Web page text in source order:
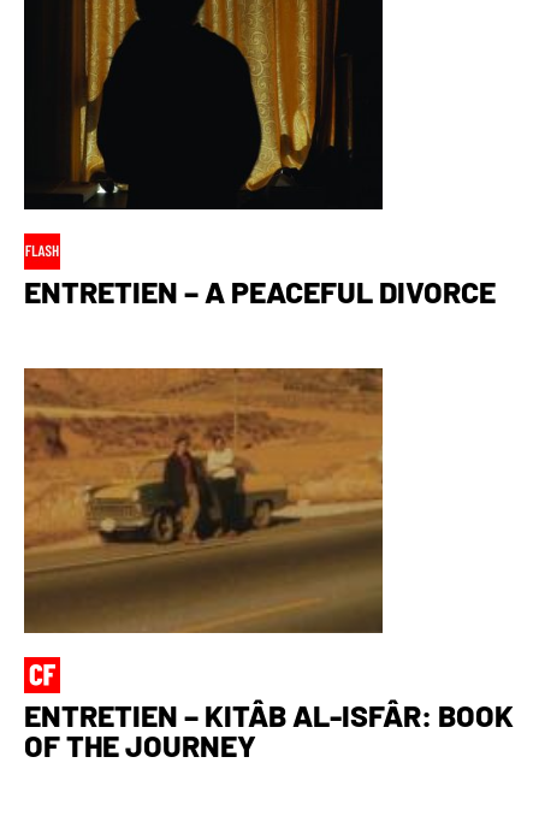
ENTRETIEN – A PEACEFUL DIVORCE
ENTRETIEN – KITÂB AL-ISFÂR: BOOK
OF THE JOURNEY